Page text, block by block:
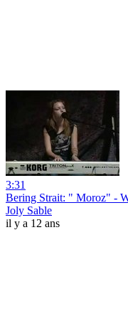
3:31
Bering Strait: " Moroz" -
Joly Sable
il y a 12 ans